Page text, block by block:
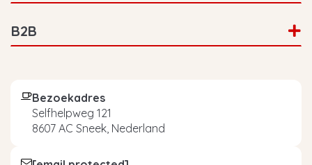
B2B
Bezoekadres
Selfhelpweg 121
8607 AC Sneek, Nederland